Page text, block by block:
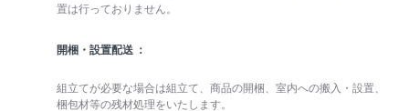
置は行っておりません。
開梱・設置配送
組立てが必要な場合は組立て、商品の開梱、室内への搬入・設置、
梱包材等の残材処理をいたします。